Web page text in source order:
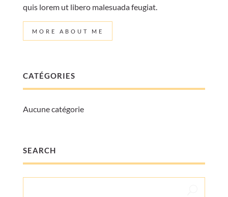
quis lorem ut libero malesuada feugiat.
MORE ABOUT ME
CATÉGORIES
Aucune catégorie
SEARCH